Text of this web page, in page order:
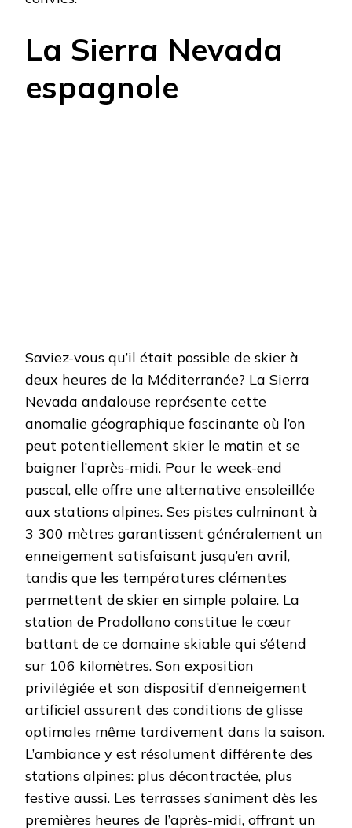
La Sierra Nevada
espagnole
Saviez-vous qu’il était possible de skier à
deux heures de la Méditerranée? La Sierra
Nevada andalouse représente cette
anomalie géographique fascinante où l’on
peut potentiellement skier le matin et se
baigner l’après-midi. Pour le week-end
pascal, elle offre une alternative ensoleillée
aux stations alpines. Ses pistes culminant à
3 300 mètres garantissent généralement un
enneigement satisfaisant jusqu’en avril,
tandis que les températures clémentes
permettent de skier en simple polaire. La
station de Pradollano constitue le cœur
battant de ce domaine skiable qui s’étend
sur 106 kilomètres. Son exposition
privilégiée et son dispositif d’enneigement
artificiel assurent des conditions de glisse
optimales même tardivement dans la saison.
L’ambiance y est résolument différente des
stations alpines: plus décontractée, plus
festive aussi. Les terrasses s’animent dès les
premières heures de l’après-midi, offrant un